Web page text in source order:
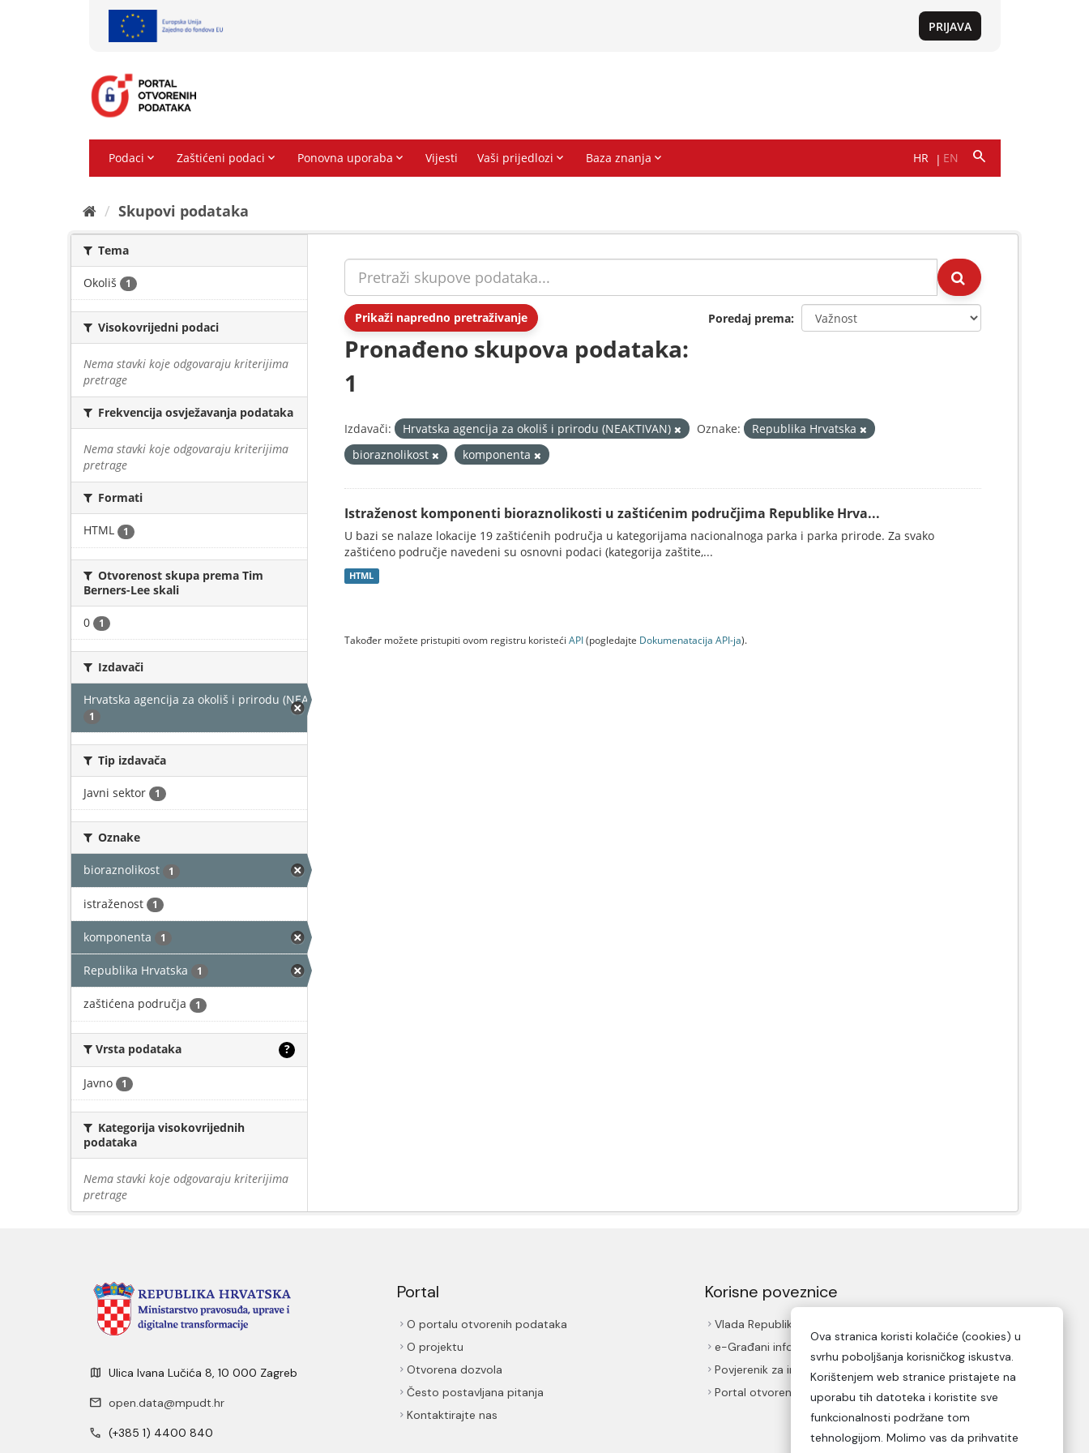
Skupovi podаtаkа
Tema
Okoliš 1
Visokovrijedni podaci
Nema stavki koje odgovaraju kriterijima
pretrage
Frekvencija osvježavanja podataka
Nema stavki koje odgovaraju kriterijima
pretrage
Formati
HTML 1
Otvorenost skupa prema Tim
Berners-Lee skali
0 1
Izdavači
Hrvatska agencija za okoliš i prirodu (NEAKTIVAN)
1
Tip izdavača
Javni sektor 1
Oznake
bioraznolikost 1
istraženost 1
komponenta 1
Republika Hrvatska 1
zaštićena područja 1
Vrsta podataka ?
Javno 1
Kategorija visokovrijednih
podataka
Nema stavki koje odgovaraju kriterijima
pretrage
Prikaži napredno pretraživanje Poredaj prema
Pronađeno skupova podataka:
1
Izdavači: Hrvatska agencija za okoliš i prirodu (NEAKTIVAN) Oznake:
Republika Hrvatska
bioraznolikost
komponenta
Istraženost komponenti bioraznolikosti u zaštićenim područjima Republike Hrva...
U bazi se nalaze lokacije 19 zaštićenih područja u kategorijama nacionalnoga parka i parka prirode. Za svako
zaštićeno područje navedeni su osnovni podaci (kategorija zaštite,...
HTML
Također možete pristupiti ovom registru koristeći API(pogledajte Dokumenаtаcijа API-jа).